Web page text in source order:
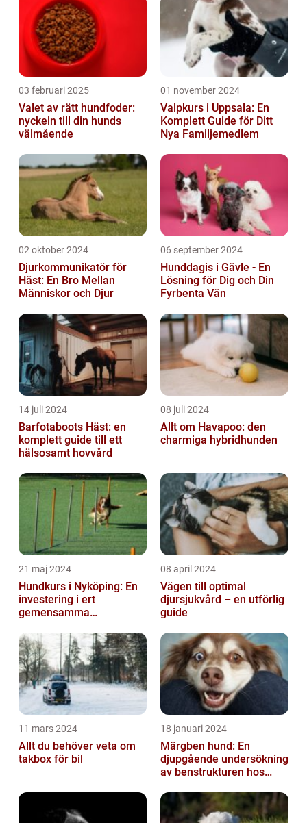
03 februari 2025
Valet av rätt hundfoder:
nyckeln till din hunds
välmående
01 november 2024
Valpkurs i Uppsala: En
Komplett Guide för Ditt
Nya Familjemedlem
02 oktober 2024
Djurkommunikatör för
Häst: En Bro Mellan
Människor och Djur
06 september 2024
Hunddagis i Gävle - En
Lösning för Dig och Din
Fyrbenta Vän
14 juli 2024
Barfotaboots Häst: en
komplett guide till ett
hälsosamt hovvård
08 juli 2024
Allt om Havapoo: den
charmiga hybridhunden
21 maj 2024
Hundkurs i Nyköping: En
investering i ert
gemensamma
08 april 2024
Vägen till optimal
djursjukvård – en utförlig
guide
11 mars 2024
Allt du behöver veta om
takbox för bil
18 januari 2024
Märgben hund: En
djupgående undersökning
av benstrukturen hos